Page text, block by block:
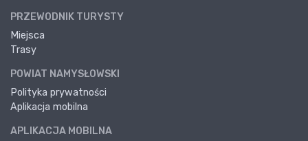
PRZEWODNIK TURYSTY
Miejsca
Trasy
POWIAT NAMYSŁOWSKI
Polityka prywatności
Aplikacja mobilna
APLIKACJA MOBILNA